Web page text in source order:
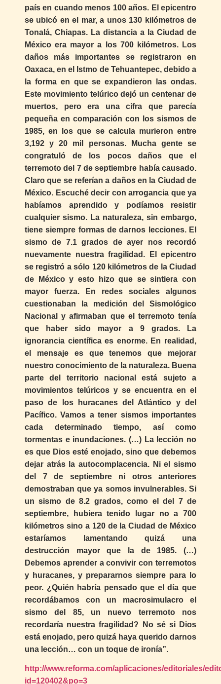
país en cuando menos 100 años. El epicentro
se ubicó en el mar, a unos 130 kilómetros de
Tonalá, Chiapas. La distancia a la Ciudad de
México era mayor a los 700 kilómetros. Los
daños más importantes se registraron en
Oaxaca, en el Istmo de Tehuantepec, debido a
la forma en que se expandieron las ondas.
Este movimiento telúrico dejó un centenar de
muertos, pero era una cifra que parecía
pequeña en comparación con los sismos de
1985, en los que se calcula murieron entre
3,192 y 20 mil personas. Mucha gente se
congratuló de los pocos daños que el
terremoto del 7 de septiembre había causado.
Claro que se referían a daños en la Ciudad de
México. Escuché decir con arrogancia que ya
habíamos aprendido y podíamos resistir
cualquier sismo. La naturaleza, sin embargo,
tiene siempre formas de darnos lecciones. El
sismo de 7.1 grados de ayer nos recordó
nuevamente nuestra fragilidad. El epicentro
se registró a sólo 120 kilómetros de la Ciudad
de México y esto hizo que se sintiera con
mayor fuerza. En redes sociales algunos
cuestionaban la medición del Sismológico
Nacional y afirmaban que el terremoto tenía
que haber sido mayor a 9 grados. La
ignorancia científica es enorme. En realidad,
el mensaje es que tenemos que mejorar
nuestro conocimiento de la naturaleza. Buena
parte del territorio nacional está sujeto a
movimientos telúricos y se encuentra en el
paso de los huracanes del Atlántico y del
Pacífico. Vamos a tener sismos importantes
cada determinado tiempo, así como
tormentas e inundaciones. (…) La lección no
es que Dios esté enojado, sino que debemos
dejar atrás la autocomplacencia. Ni el sismo
del 7 de septiembre ni otros anteriores
demostraban que ya somos invulnerables. Si
un sismo de 8.2 grados, como el del 7 de
septiembre, hubiera tenido lugar no a 700
kilómetros sino a 120 de la Ciudad de México
estaríamos lamentando quizá una
destrucción mayor que la de 1985. (…)
Debemos aprender a convivir con terremotos
y huracanes, y prepararnos siempre para lo
peor. ¿Quién habría pensado que el día que
recordábamos con un macrosimulacro el
sismo del 85, un nuevo terremoto nos
recordaría nuestra fragilidad? No sé si Dios
está enojado, pero quizá haya querido darnos
una lección… con un toque de ironía”.
http://www.reforma.com/aplicaciones/editoriales/
id=120402&po=3